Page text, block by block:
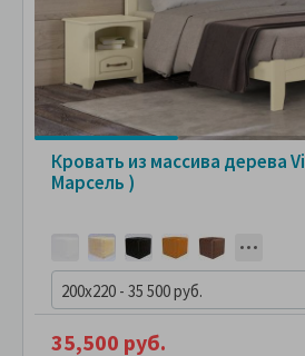
Кровать из массива дерева
Марсель )
200x220 - 35 500 руб.
35,500 руб.